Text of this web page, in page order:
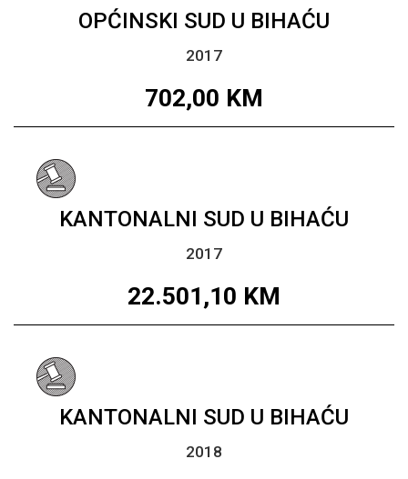
OPĆINSKI SUD U BIHAĆU
2017
702,00 KM
KANTONALNI SUD U BIHAĆU
2017
22.501,10 KM
KANTONALNI SUD U BIHAĆU
2018